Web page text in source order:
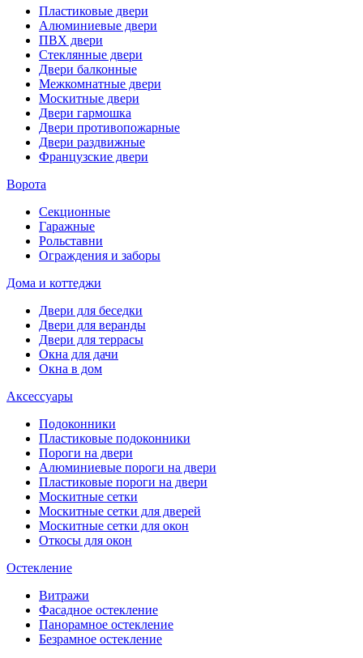
Пластиковые двери
Алюминиевые двери
ПВХ двери
Стеклянные двери
Двери балконные
Межкомнатные двери
Москитные двери
Двери гармошка
Двери противопожарные
Двери раздвижные
Французские двери
Ворота
Секционные
Гаражные
Рольставни
Ограждения и заборы
Дома и коттеджи
Двери для беседки
Двери для веранды
Двери для террасы
Окна для дачи
Окна в дом
Аксессуары
Подоконники
Пластиковые подоконники
Пороги на двери
Алюминиевые пороги на двери
Пластиковые пороги на двери
Москитные сетки
Москитные сетки для дверей
Москитные сетки для окон
Откосы для окон
Остекление
Витражи
Фасадное остекление
Панорамное остекление
Безрамное остекление